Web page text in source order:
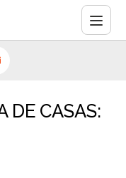
E TÉCNICAS
DE CASAS: